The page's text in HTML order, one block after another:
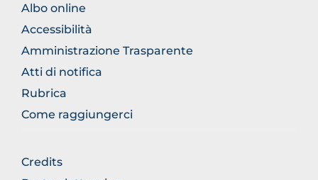
FOOTER
NORMATIVA
Albo online
Accessibilità
Amministrazione Trasparente
Atti di notifica
Rubrica
Come raggiungerci
FOOTER
Credits